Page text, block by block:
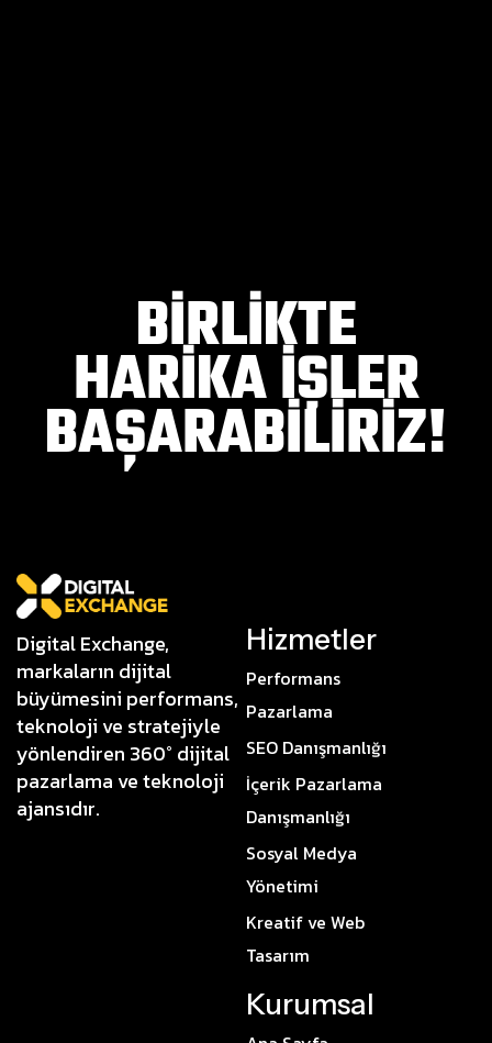
BIRLIKTE
HARIKA İŞLER
BAŞARABILIRIZ!
Digital Exchange,
markaların dijital
büyümesini performans,
teknoloji ve stratejiyle
yönlendiren 360° dijital
pazarlama ve teknoloji
ajansıdır.
Hizmetler
Performans
Pazarlama
SEO Danışmanlığı
İçerik Pazarlama
Danışmanlığı
Sosyal Medya
Yönetimi
Kreatif ve Web
Tasarım
Kurumsal